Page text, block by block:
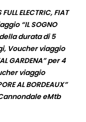
ELECTRIC, FIAT
“IL SOGNO
della durata di 5
Voucher viaggio
GARDENA” per 4
viaggio
AL BORDEAUX”
eMtb